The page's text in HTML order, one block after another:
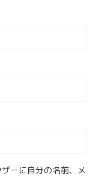
ーに自分の名前、メ